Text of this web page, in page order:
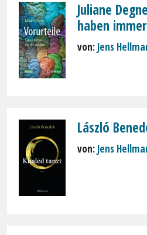
Juliane
haben
von: Jens
László
von: Jens